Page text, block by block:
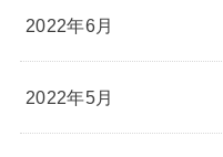
2022年6月
2022年5月